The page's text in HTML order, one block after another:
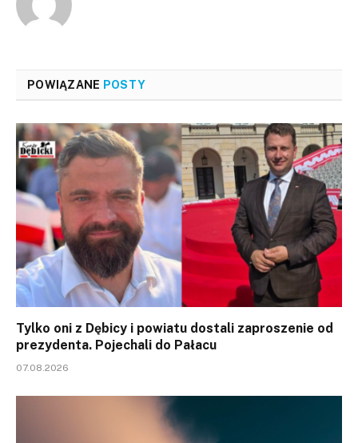
POWIĄZANE POSTY
Tylko oni z Dębicy i powiatu dostali zaproszenie od
prezydenta. Pojechali do Pałacu
07.08.2026